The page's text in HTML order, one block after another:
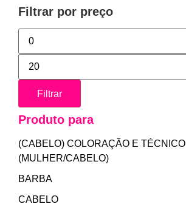
Filtrar por preço
Filtrar
Produto para
(CABELO) COLORAÇÃO E TÉCNICO
(MULHER/CABELO)
BARBA
CABELO